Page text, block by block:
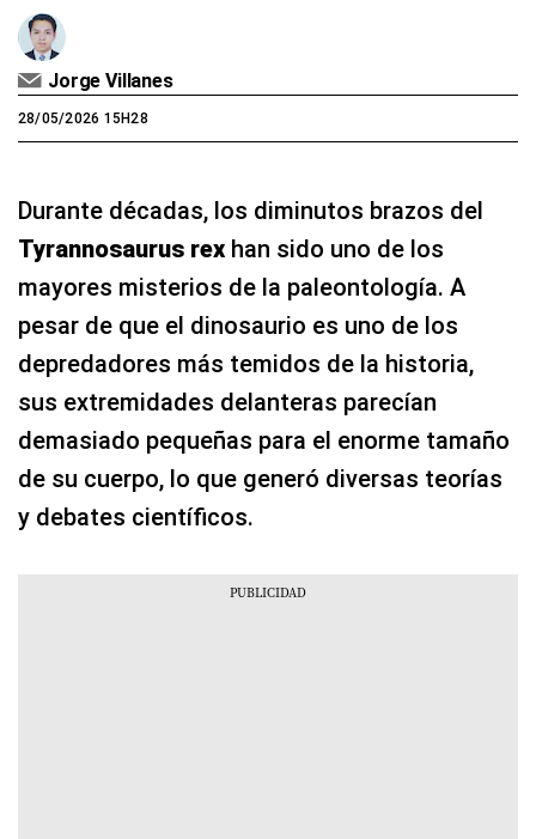
Jorge Villanes
28/05/2026 15H28
Durante décadas, los diminutos brazos del
Tyrannosaurus rex han sido uno de los
mayores misterios de la paleontología. A
pesar de que el dinosaurio es uno de los
depredadores más temidos de la historia,
sus extremidades delanteras parecían
demasiado pequeñas para el enorme tamaño
de su cuerpo, lo que generó diversas teorías
y debates científicos.